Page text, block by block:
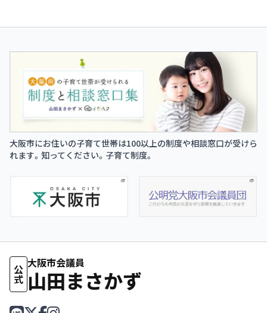
大阪市にお住いの子育て世帯は100以上の制度や相談窓口が受けら
れます。知ってください。子育て制度。
公式
大阪市会議員
山田まさかず